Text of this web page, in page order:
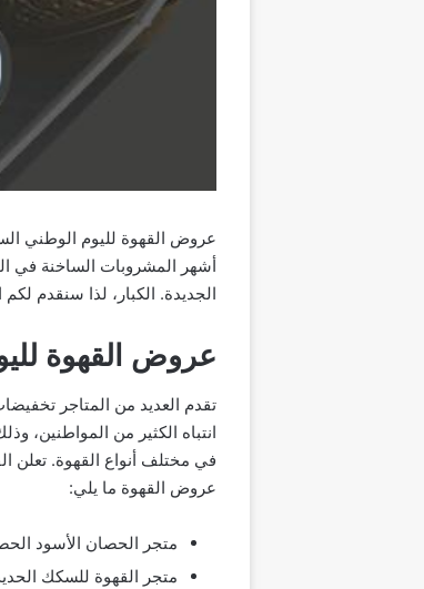
أشهر المشروبات الساخنة في
الجديدة. الكبار، لذا سنقدم لكم
عروض القهوة لليوم
تقدم العديد من المتاجر
انتباه الكثير من
عروض القهوة ما يلي:
متجر الحصان الأسود
متجر القهوة للسكك